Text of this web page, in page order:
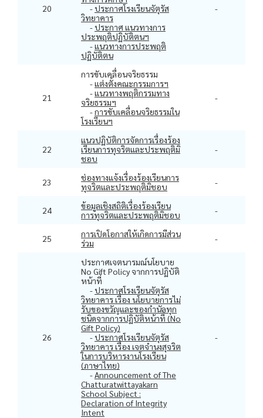
20
-ประกาศโรงเรียนจัตุรัส
วิทยาคาร
-ประกาศ แนวทางการ
ประพฤติปฏิบัติตนฯ
-แนวทางการประพฤติ
ปฏิบัติตน
-
21
การขับเคลื่อนจริยธรรม
-แต่งตั้งคณะกรรมการฯ
-แนวทางพฤติกรรมทาง
จริยธรรมฯ
-การขับเคลื่อนจริยธรรมใน
โรงเรียนฯ
-
22
แนวปฏิบัติการจัดการเรื่องร้อง
เรียนการทุจริตและประพฤติมิ
ชอบ
-
23
ช่องทางแจ้งเรื่องร้องเรียนการ
ทุจริตและประพฤติมิชอบ
-
24
ข้อมูลเชิงสถิติเรื่องร้องเรียน
การทุจริตและประพฤติมิชอบ
-
25
การเปิดโอกาสให้เกิดการมีส่วน
ร่วม
-
26
ประกาศเจตนารมณ์นโยบาย
No Gift Policy จากการปฏิบัติ
หน้าที่
-ประกาศโรงเรียนจัตุรัส
วิทยาคาร เรื่อง นโยบายการไม่
รับของขวัญและของกำนัลทุก
ชนิดจากการปฏิบัติหน้าที่ (No
Gift Policy)
-ประกาศโรงเรียนจัตุรัส
วิทยาคาร เรื่อง เจตจำนงสุจริต
ในการบริหารงานโรงเรียน
(ภาษาไทย)
-Announcement of The
Chatturatwittayakarn
School Subject :
Declaration of Integrity
Intent
-